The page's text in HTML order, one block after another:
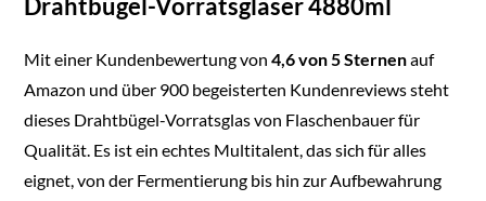
Drahtbügel-Vorratsgläser 4880ml
Mit einer Kundenbewertung von4,6 von 5 Sternenauf
Amazon und über 900 begeisterten Kundenreviews steht
dieses Drahtbügel-Vorratsglas von Flaschenbauer für
Qualität. Es ist ein echtes Multitalent, das sich für alles
eignet, von der Fermentierung bis hin zur Aufbewahrung